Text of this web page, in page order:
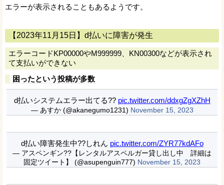
エラーが表示されることもあるようです。
【2023年11月15日】d払いに障害が発生
エラーコードKP00000やM999999、KN00300などが表示され
て支払いができない
困ったという投稿が多数
d払いシステムエラー出てる?? pic.twitter.com/ddxgZgXZhH
— あすか (@akanegumo1231) November 15, 2023
d払い障害発生中??しれん pic.twitter.com/ZYR77kdAFo
— アスペンギン??【レンタルアスペルガー貸し出し中 詳細は
固定ツイート】 (@asupenguin777) November 15, 2023